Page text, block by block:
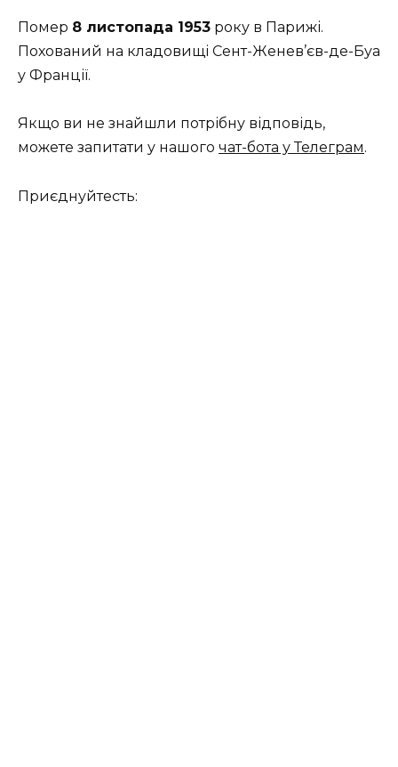
Помер 8 листопада 1953 року в Парижі.
Похований на кладовищі Сент-Женев’єв-де-Буа
у Франції.
Якщо ви не знайшли потрібну відповідь,
можете запитати у нашого чат-бота у Телеграм.
Приєднуйтесть: